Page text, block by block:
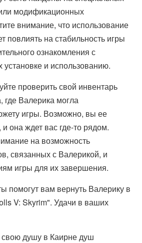
модификационных
внимание, что использование
повлиять на стабильность игры
ознакомления с
установке и использованию.
проверить свой инвентарь
где Валерика могла
игры. Возможно, вы ее
и она ждет вас где-то рядом.
на возможность
связанных с Валерикой, и
игры для их завершения.
помогут вам вернуть Валерику в
V: Skyrim". Удачи в ваших
свою душу в Каирне душ